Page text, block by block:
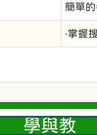
簡單
‧掌握
學與教